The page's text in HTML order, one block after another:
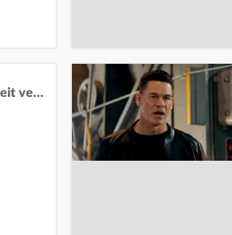
Wenn Fiktion die Wirklichkeit verschiebt: